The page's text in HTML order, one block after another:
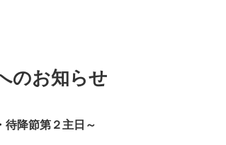
のお知らせ
降節第２主日～